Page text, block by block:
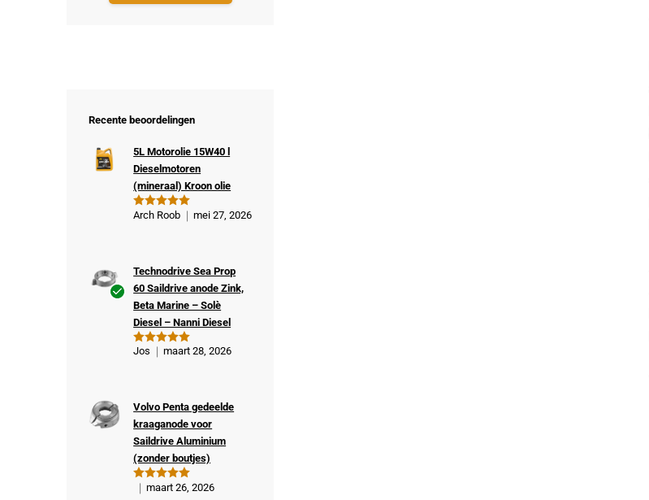
Recente beoordelingen
Gewaardeer
5L Motorolie 15W40 l
Dieselmotoren
(mineraal) Kroon olie
Arch Roob mei 27, 2026
Gewaardeer
Technodrive Sea Prop
60 Saildrive anode Zink,
Beta Marine – Solè
Diesel – Nanni Diesel
Jos maart 28, 2026
Gewaardeer
Volvo Penta gedeelde
kraaganode voor
Saildrive Aluminium
(zonder boutjes)
maart 26, 2026